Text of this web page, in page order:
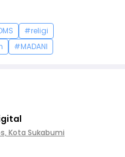
#religi
#MADANI
Kota Sukabumi